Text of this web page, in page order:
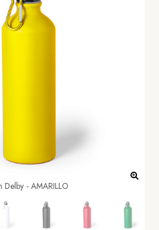
Delby - AMARILLO